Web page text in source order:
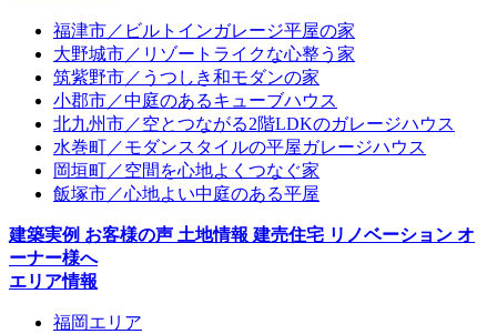
福津市／ビルトインガレージ平屋の家
大野城市／リゾートライクな心整う家
筑紫野市／うつしき和モダンの家
小郡市／中庭のあるキューブハウス
北九州市／空とつながる2階LDKのガレージハウス
水巻町／モダンスタイルの平屋ガレージハウス
岡垣町／空間を心地よくつなぐ家
飯塚市／心地よい中庭のある平屋
建築実例 お客様の声 土地情報 建売住宅 リノベーション オ
ーナー様へ
エリア情報
福岡エリア